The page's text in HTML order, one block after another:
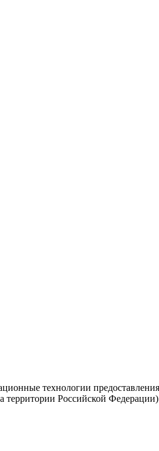
технологии
территории Российской Федерации)